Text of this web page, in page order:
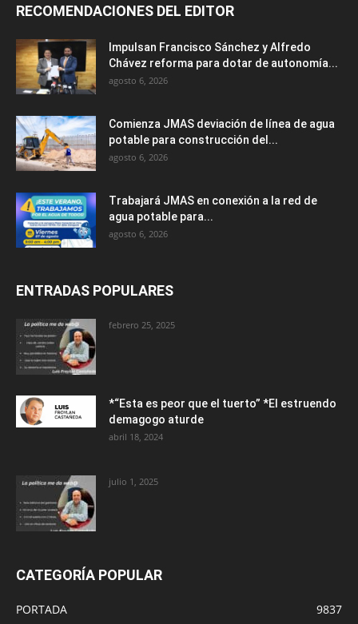
RECOMENDACIONES DEL EDITOR
Impulsan Francisco Sánchez y Alfredo
Chávez reforma para dotar de autonomía...
agosto 6, 2026
Comienza JMAS deviación de línea de agua
potable para construcción del...
agosto 6, 2026
Trabajará JMAS en conexión a la red de
agua potable para...
agosto 6, 2026
ENTRADAS POPULARES
febrero 25, 2025
*“Esta es peor que el tuerto” *El estruendo
demagogo aturde
abril 18, 2024
julio 1, 2025
CATEGORÍA POPULAR
PORTADA
9837